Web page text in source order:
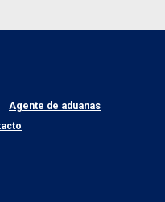
Agente de aduanas